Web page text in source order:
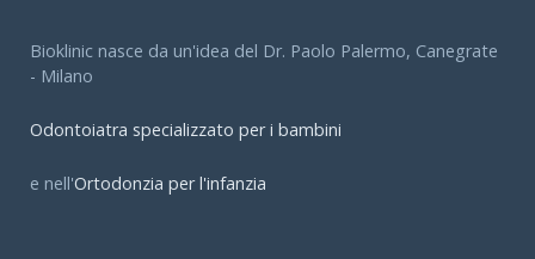
Bioklinic nasce da un'idea del Dr. Paolo Palermo, Canegrate
- Milano
Odontoiatra specializzato per i bambini
e nell'Ortodonzia per l'infanzia